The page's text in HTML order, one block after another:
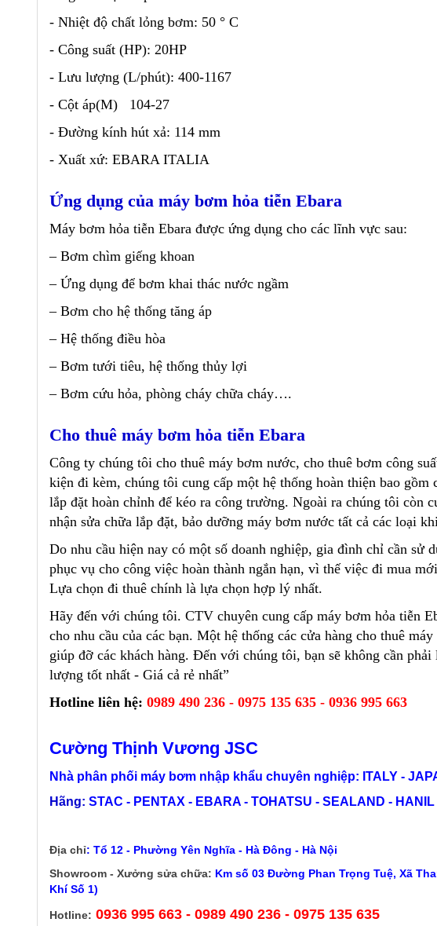
- Nhiệt độ chất lỏng bơm: 50 ° C
- Công suất (HP): 20HP
- Lưu lượng (L/phút): 400-1167
- Cột áp(M) 104-27
- Đường kính hút xả: 114 mm
- Xuất xứ: EBARA ITALIA
Ứng dụng của máy bơm hỏa tiễn Ebara
Máy bơm hỏa tiễn Ebara được ứng dụng cho các lĩnh vực sau:
– Bơm chìm giếng khoan
– Ứng dụng để bơm khai thác nước ngầm
– Bơm cho hệ thống tăng áp
– Hệ thống điều hòa
– Bơm tưới tiêu, hệ thống thủy lợi
– Bơm cứu hỏa, phòng cháy chữa cháy….
Cho thuê máy bơm hỏa tiễn Ebara
Công ty chúng tôi cho thuê máy bơm nước, cho thuê bơm công
kiện đi kèm, chúng tôi cung cấp một hệ thống hoàn thiện bao
lắp đặt hoàn chỉnh để kéo ra công trường. Ngoài ra chúng tôi còn
nhận sửa chữa lắp đặt, bảo dưỡng máy bơm nước tất cả các loại
Do nhu cầu hiện nay có một số doanh nghiệp, gia đình chỉ cần sử
phục vụ cho công việc hoàn thành ngắn hạn, vì thế việc đi mua
Lựa chọn đi thuê chính là lựa chọn hợp lý nhất.
Hãy đến với chúng tôi. CTV chuyên cung cấp máy bơm hỏa tiễn
cho nhu cầu của các bạn. Một hệ thống các cửa hàng cho thuê
giúp đỡ các khách hàng. Đến với chúng tôi, bạn sẽ không cần
lượng tốt nhất - Giá cả rẻ nhất”
Hotline liên hệ: 0989 490 236 - 0975 135 635 - 0936 995 663
Cường Thịnh Vương JSC
Nhà phân phối máy bơm nhập khẩu chuyên nghiệp: ITALY -
Hãng: STAC - PENTAX - EBARA - TOHATSU - SEALAND - HANIL
Địa chỉ: Tổ 12 - Phường Yên Nghĩa - Hà Đông - Hà Nội
Showroom - Xưởng sửa chữa: Km số 03 Đường Phan Trọng Tuệ, Xã
Khí Số 1)
Hotline: 0936 995 663 - 0989 490 236 - 0975 135 635